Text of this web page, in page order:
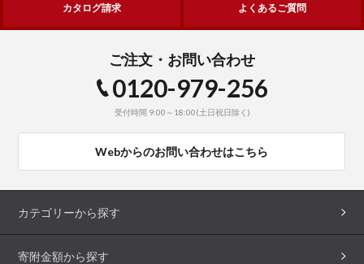
カタログ請求 よくあるご質問
ご注文・お問い合わせ
0120-979-256
受付時間 9:00～18:00(土日祝日除く)
Webからのお問い合わせはこちら
カテゴリーから探す
寄附金額から探す